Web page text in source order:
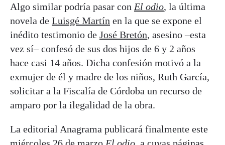
Algo similar podría pasar con El odio, la última
novela de Luisgé Martín en la que se expone el
inédito testimonio de José Bretón, asesino –esta
vez sí– confesó de sus dos hijos de 6 y 2 años
hace casi 14 años. Dicha confesión motivó a la
exmujer de él y madre de los niños, Ruth García,
solicitar a la Fiscalía de Córdoba un recurso de
amparo por la ilegalidad de la obra.
La editorial Anagrama publicará finalmente este
miércoles 26 de marzo El odio, a cuyas páginas